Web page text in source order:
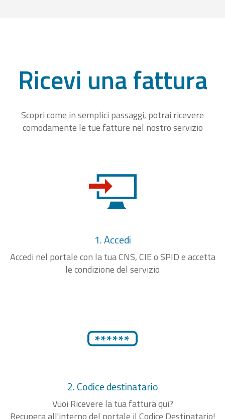
Ricevi una fattura
Scopri come in semplici passaggi, potrai ricevere
comodamente le tue fatture nel nostro servizio
1. Accedi
Accedi nel portale con la tua CNS, CIE o SPID e accetta
le condizione del servizio
2. Codice destinatario
Vuoi Ricevere la tua fattura qui?
Recupera all'interno del portale il Codice Destinatario!